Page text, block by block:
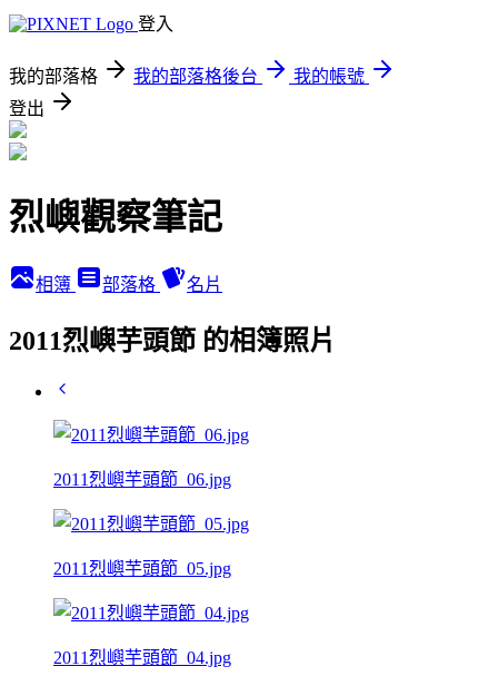
登入
我的部落格 我的部落格後台
我的帳號
登出
烈嶼觀察筆記
相簿 部落格 名片
2011烈嶼芋頭節 的相簿照片
2011烈嶼芋頭節_06.jpg
2011烈嶼芋頭節_05.jpg
2011烈嶼芋頭節_04.jpg